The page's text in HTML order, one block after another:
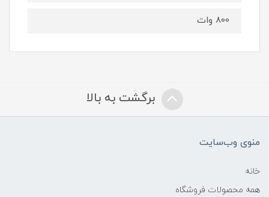
800 وات
برگشت به بالا
منوی وب‌سایت
خانه
همه محصولات فروشگاه